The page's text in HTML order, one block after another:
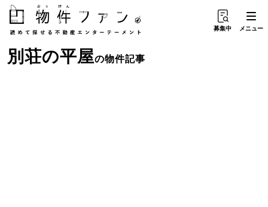
募集中 メニュー
別荘の平屋の物件記事